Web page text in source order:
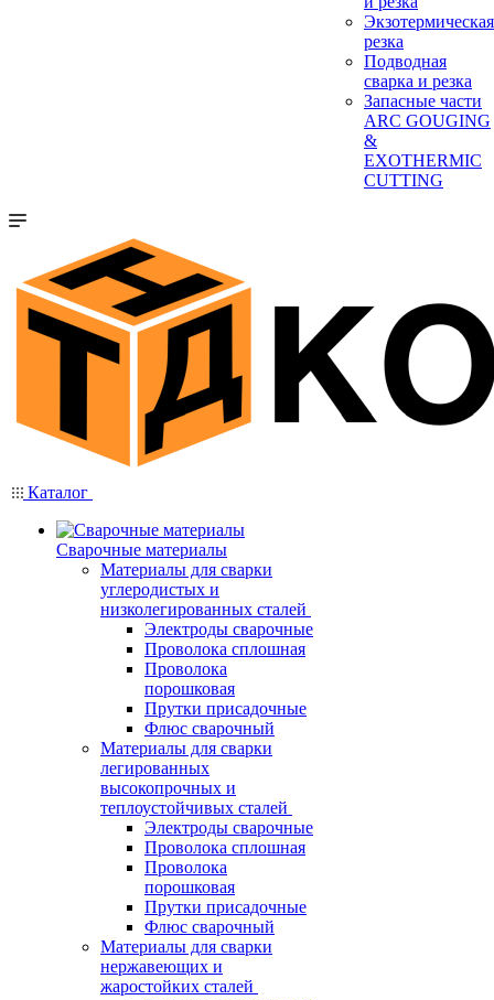
Экзотермическая
резка
Подводная
сварка и резка
Запасные части
ARC GOUGING
&
EXOTHERMIC
CUTTING
Каталог
Сварочные материалы
Материалы для сварки
углеродистых и
низколегированных сталей
Электроды сварочные
Проволока сплошная
Проволока
порошковая
Прутки присадочные
Флюс сварочный
Материалы для сварки
легированных
высокопрочных и
теплоустойчивых сталей
Электроды сварочные
Проволока сплошная
Проволока
порошковая
Прутки присадочные
Флюс сварочный
Материалы для сварки
нержавеющих и
жаростойких сталей